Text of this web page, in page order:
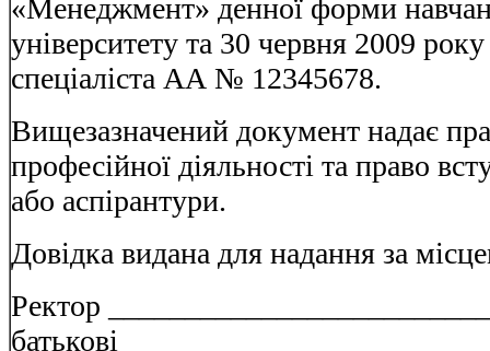
«Менеджмент» денної форми
університету та 30 червня 2009
спеціаліста АА № 12345678.
Вищезазначений документ надає
професійної діяльності та право
або аспірантури.
Довідка видана для надання за
Ректор
батькові